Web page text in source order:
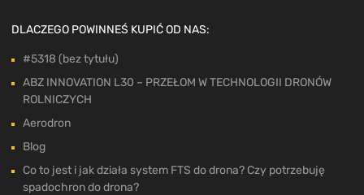
DLACZEGO POWINNEŚ KUPIĆ OD NAS:
#5318 (bez tytułu)
ABZ INNOVATION L30 – PRZEŁOM W TECHNOLOGII DRONÓW
ROLNICZYCH
Aerodron
Blog
Co to jest i jak działa system FTS do drona? Czy potrzebuję
spadochron do drona?